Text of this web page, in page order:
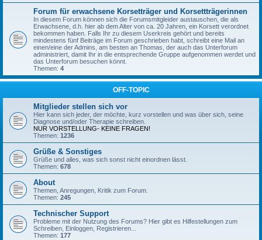
Forum für erwachsene Korsetträger und Korsettträgerinnen
In diesem Forum können sich die Forumsmitgleider austauschen, die als
Erwachsene, d.h. hier ab dem Alter von ca. 20 Jahren, ein Korsett verordnet
bekommen haben. Falls Ihr zu diesem Userkreis gehört und bereits
mindestens fünf Beiträge im Forum geschrieben habt, schreibt eine Mail an
einen/eine der Admins, am besten an Thomas, der auch das Unterforum
administriert, damit Ihr in die entsprechende Gruppe aufgenommen werdet und
das Unterforum besuchen könnt.
Themen: 4
OFF-TOPIC
Mitglieder stellen sich vor
Hier kann sich jeder, der möchte, kurz vorstellen und was über sich, seine
Diagnose und/oder Therapie schreiben.
NUR VORSTELLUNG- KEINE FRAGEN!
Themen: 1236
Grüße & Sonstiges
Grüße und alles, was sich sonst nicht einordnen lässt.
Themen: 678
About
Themen, Anregungen, Kritik zum Forum.
Themen: 245
Technischer Support
Probleme mit der Nutzung des Forums? Hier gibt es Hilfestellungen zum
Schreiben, Einloggen, Registrieren...
Themen: 177